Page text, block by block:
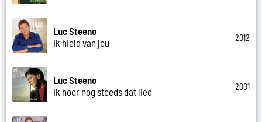
Luc Steeno
Ik hield van jou
2012
Luc Steeno
Ik hoor nog steeds dat lied
2001